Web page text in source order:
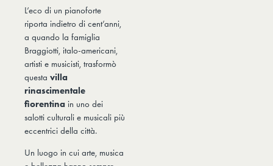
L’eco di un pianoforte
riporta indietro di cent’anni,
a quando la famiglia
Braggiotti, italo-americani,
artisti e musicisti, trasformò
questavilla
rinascimentale
fiorentina in uno dei
salotti culturali e musicali più
eccentrici della città.
Un luogo in cui arte, musica